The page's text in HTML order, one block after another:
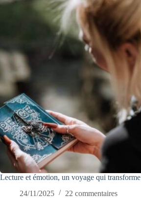
Lecture et émotion, un voyage qui transforme
24/11/2025
22 commentaires